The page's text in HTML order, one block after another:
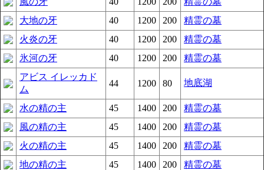
大地の牙
40 1200 200
精霊の墓
火炎の牙
40 1200 200
精霊の墓
氷河の牙
40 1200 200
精霊の墓
アビス イレッカド
ム
44 1200 80 地底湖
水の精の主 45 1400 200
精霊の墓
風の精の主
45 1400 200
精霊の墓
火の精の主
45 1400 200
精霊の墓
地の精の主
45 1400 200
精霊の墓